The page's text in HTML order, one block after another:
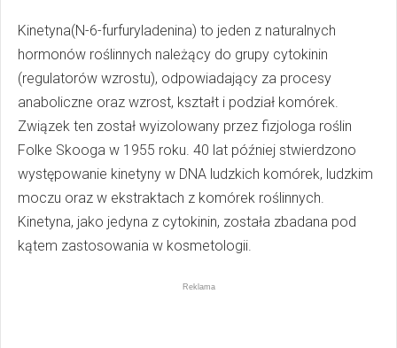
Kinetyna(N-6-furfuryladenina) to jeden z naturalnych
hormonów roślinnych należący do grupy cytokinin
(regulatorów wzrostu), odpowiadający za procesy
anaboliczne oraz wzrost, kształt i podział komórek.
Związek ten został wyizolowany przez fizjologa roślin
Folke Skooga w 1955 roku. 40 lat później stwierdzono
występowanie kinetyny w DNA ludzkich komórek, ludzkim
moczu oraz w ekstraktach z komórek roślinnych.
Kinetyna, jako jedyna z cytokinin, została zbadana pod
kątem zastosowania w kosmetologii.
Reklama